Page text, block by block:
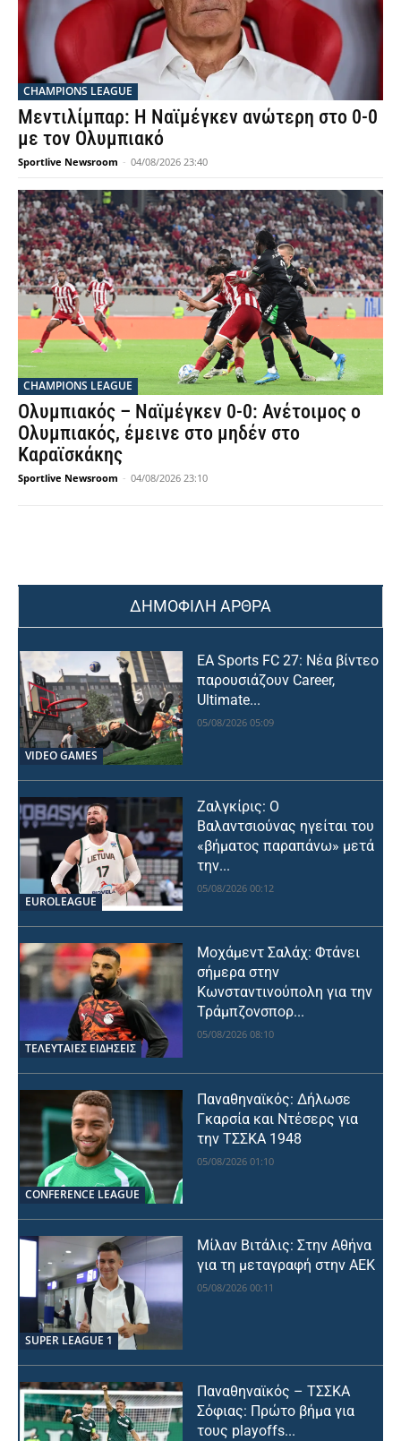
CHAMPIONS LEAGUE
Μεντιλίμπαρ: Η Ναϊμέγκεν ανώτερη στο 0-0
με τον Ολυμπιακό
Sportlive Newsroom - 04/08/2026 23:40
CHAMPIONS LEAGUE
Ολυμπιακός – Ναϊμέγκεν 0-0: Ανέτοιμος ο
Ολυμπιακός, έμεινε στο μηδέν στο
Καραϊσκάκης
Sportlive Newsroom - 04/08/2026 23:10
ΔΗΜΟΦΙΛΗ ΑΡΘΡΑ
VIDEO GAMES
EA Sports FC 27: Νέα βίντεο
παρουσιάζουν Career,
Ultimate...
05/08/2026 05:09
EUROLEAGUE
Ζαλγκίρις: Ο
Βαλαντσιούνας ηγείται του
«βήματος παραπάνω» μετά
την...
05/08/2026 00:12
ΤΕΛΕΥΤΑΙΕΣ ΕΙΔΗΣΕΙΣ
Μοχάμεντ Σαλάχ: Φτάνει
σήμερα στην
Κωνσταντινούπολη για την
Τράμπζονσπορ...
05/08/2026 08:10
CONFERENCE LEAGUE
Παναθηναϊκός: Δήλωσε
Γκαρσία και Ντέσερς για
την ΤΣΣΚΑ 1948
05/08/2026 01:10
SUPER LEAGUE 1
Μίλαν Βιτάλις: Στην Αθήνα
για τη μεταγραφή στην ΑΕΚ
05/08/2026 00:11
Παναθηναϊκός – ΤΣΣΚΑ
Σόφιας: Πρώτο βήμα για
τους playoffs...